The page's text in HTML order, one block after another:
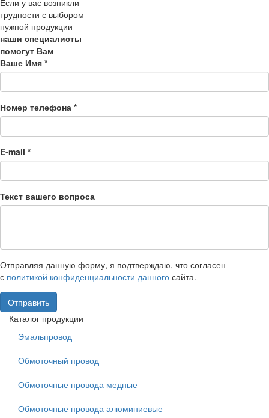
Если у вас возникли
трудности с выбором
нужной продукции
наши специалисты
помогут Вам
Ваше Имя *
Номер телефона *
E-mail *
Текст вашего вопроса
Отправляя данную форму, я подтверждаю, что согласен
с политикой конфиденциальности данного сайта.
Отправить
Каталог продукции
Эмальпровод
Обмоточный провод
Обмоточные провода медные
Обмоточные провода алюминиевые